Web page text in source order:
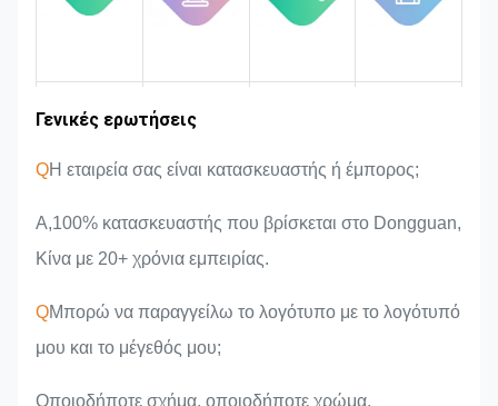
Εμπειρία στον
Περιοχή
αγοράς
Γενικές ερωτήσεις
QΗ εταιρεία σας είναι κατασκευαστής ή έμπορος;
Α,100% κατασκευαστής που βρίσκεται στο Dongguan,
Κίνα με 20+ χρόνια εμπειρίας.
QΜπορώ να παραγγείλω το λογότυπο με το λογότυπό
μου και το μέγεθός μου;
Οποιοδήποτε σχήμα, οποιοδήποτε χρώμα,